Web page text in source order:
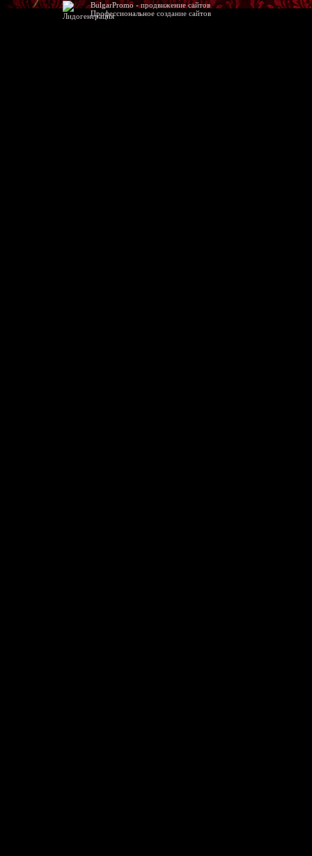
BulgarPromo -продвижение сайтов
Профессиональное создание сайтов